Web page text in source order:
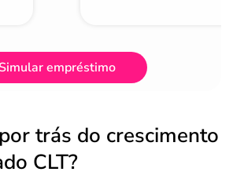
Simular empréstimo
trás do crescimento
CLT?